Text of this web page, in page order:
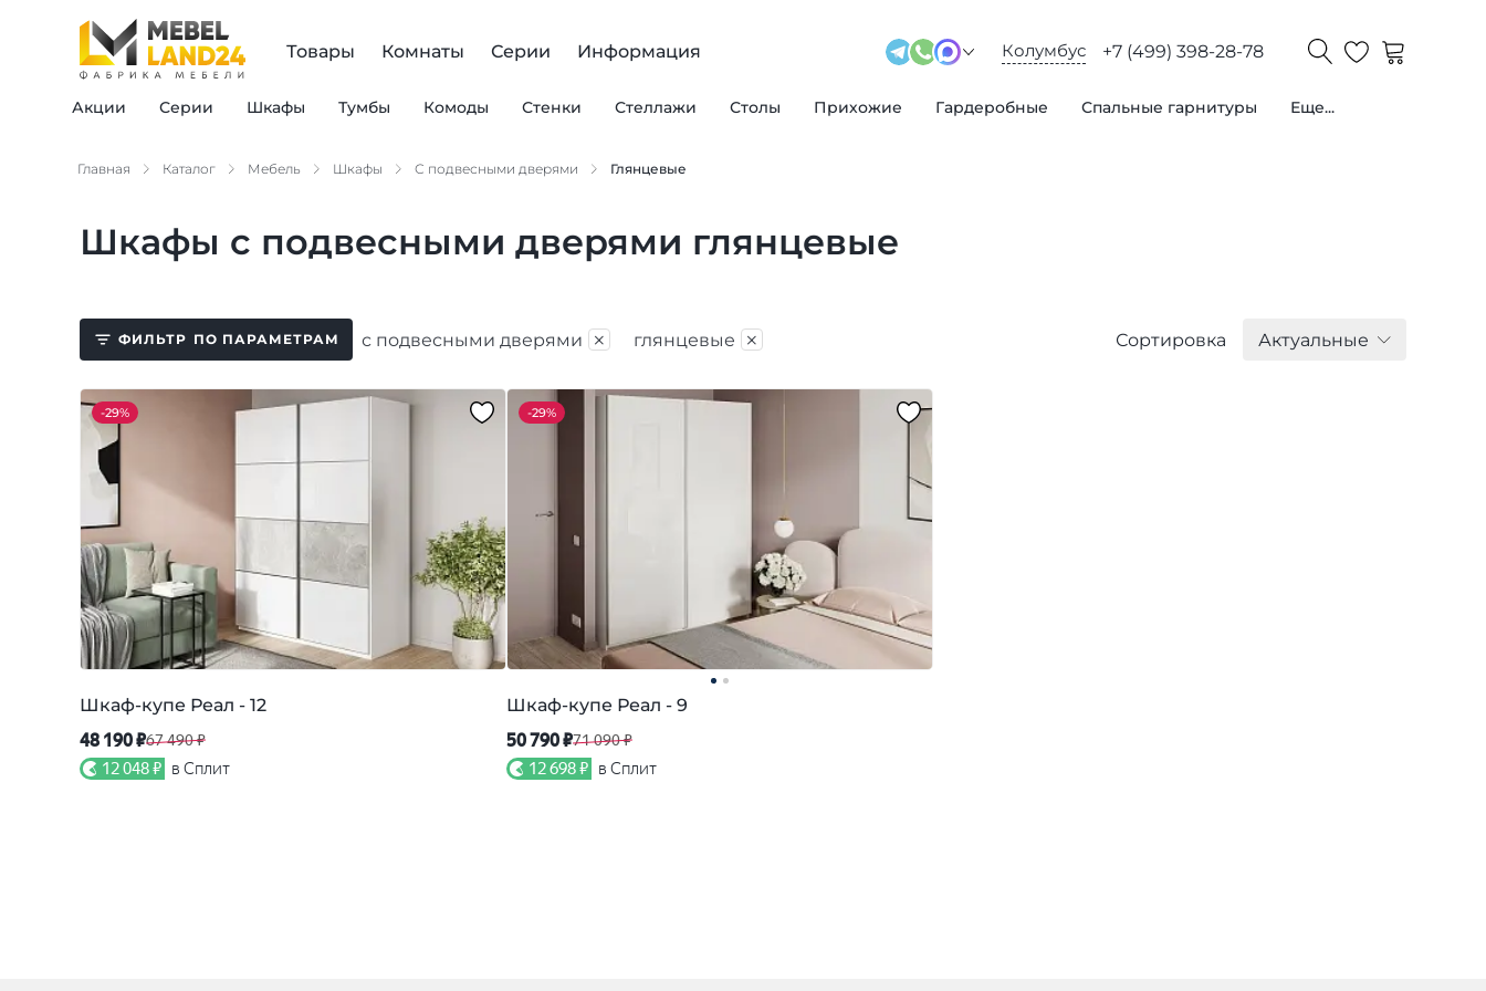
Товары
Акции Серии Шкафы Тумбы Комоды Стенки Стеллажи Столы Прихожие Гардеробные Спальные гарнитуры Еще...
Комнаты Серии Информация Колумбус +7 (499) 398-28-78
Главная Каталог Мебель Шкафы С подвесными дверями Глянцевые
Шкафы с подвесными дверями глянцевые
ФИЛЬТР ПО ПАРАМЕТРАМ с подвесными дверями × глянцевые × Сортировка Актуальные
-29%
Шкаф-купе Реал - 12
48 190 ₽67 490 ₽
12 048 ₽ в Сплит
-29%
Шкаф-купе Реал - 9
50 790 ₽71 090 ₽
12 698 ₽ в Сплит